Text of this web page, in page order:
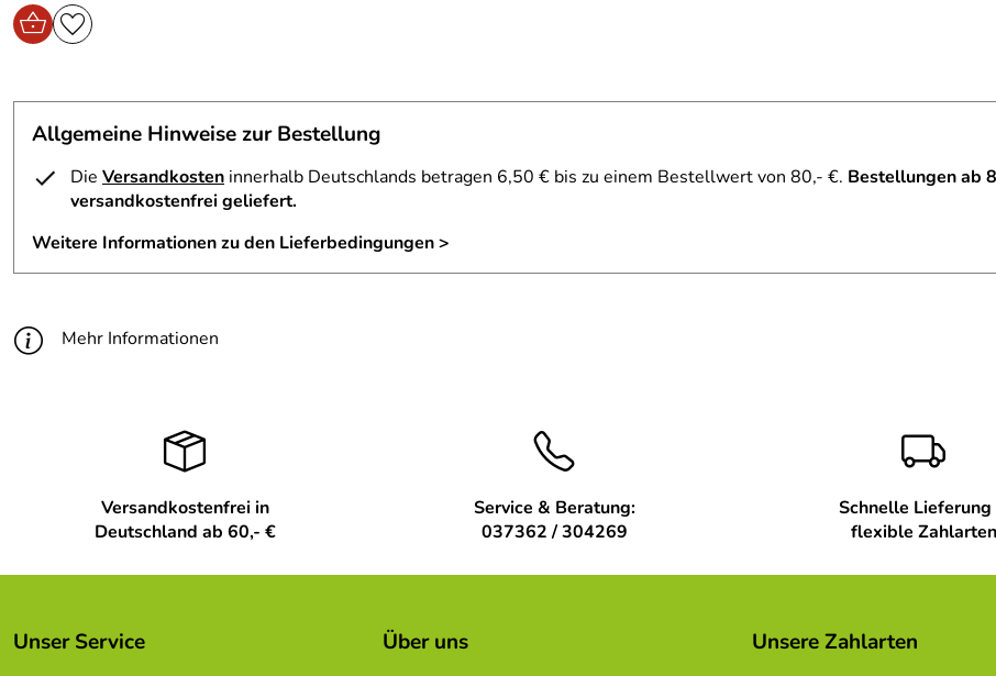
Allgemeine Hinweise zur Bestellung
Die Versandkosten innerhalb Deutschlands betragen 6,50 € bis zu einem Bestellwert von 80,- €. Bestellungen ab
versandkostenfrei geliefert.
Weitere Informationen zu den Lieferbedingungen >
Mehr Informationen
Versandkostenfrei in
Deutschland ab 60,- €
Service & Beratung:
037362 / 304269
Schnelle Lieferung
flexible Zahlarten
Unser Service Über uns Unsere Zahlarten